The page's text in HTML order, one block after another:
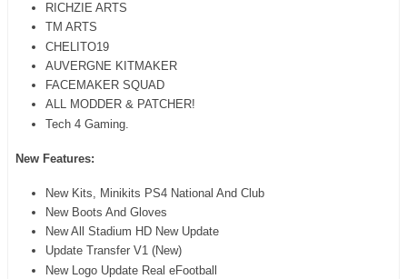
RICHZIE ARTS
TM ARTS
CHELITO19
AUVERGNE KITMAKER
FACEMAKER SQUAD
ALL MODDER & PATCHER!
Tech 4 Gaming.
New Features:
New Kits, Minikits PS4 National And Club
New Boots And Gloves
New All Stadium HD New Update
Update Transfer V1 (New)
New Logo Update Real eFootball